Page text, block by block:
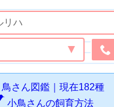
鳥さん図鑑｜現在182種
小鳥さんの飼育方法